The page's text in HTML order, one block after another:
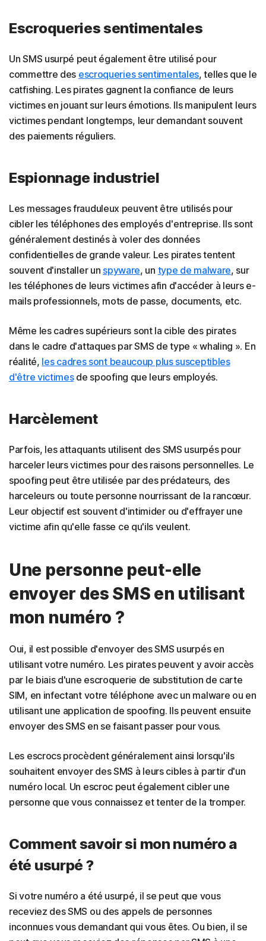
Escroqueries sentimentales
Un SMS usurpé peut également être utilisé pour
commettre des escroqueries sentimentales, telles que le
catfishing. Les pirates gagnent la confiance de leurs
victimes en jouant sur leurs émotions. Ils manipulent leurs
victimes pendant longtemps, leur demandant souvent
des paiements réguliers.
Espionnage industriel
Les messages frauduleux peuvent être utilisés pour
cibler les téléphones des employés d'entreprise. Ils sont
généralement destinés à voler des données
confidentielles de grande valeur. Les pirates tentent
souvent d'installer un spyware, un type de malware, sur
les téléphones de leurs victimes afin d'accéder à leurs e-
mails professionnels, mots de passe, documents, etc.
Même les cadres supérieurs sont la cible des pirates
dans le cadre d'attaques par SMS de type « whaling ». En
réalité, les cadres sont beaucoup plus susceptibles
d'être victimesde spoofing que leurs employés.
Harcèlement
Parfois, les attaquants utilisent des SMS usurpés pour
harceler leurs victimes pour des raisons personnelles. Le
spoofing peut être utilisée par des prédateurs, des
harceleurs ou toute personne nourrissant de la rancœur.
Leur objectif est souvent d'intimider ou d'effrayer une
victime afin qu'elle fasse ce qu'ils veulent.
Une personne peut-elle
envoyer des SMS en utilisant
mon numéro ?
Oui, il est possible d'envoyer des SMS usurpés en
utilisant votre numéro. Les pirates peuvent y avoir accès
par le biais d'une escroquerie de substitution de carte
SIM, en infectant votre téléphone avec un malware ou en
utilisant une application de spoofing. Ils peuvent ensuite
envoyer des SMS en se faisant passer pour vous.
Les escrocs procèdent généralement ainsi lorsqu'ils
souhaitent envoyer des SMS à leurs cibles à partir d'un
numéro local. Un escroc peut également cibler une
personne que vous connaissez et tenter de la tromper.
Comment savoir si mon numéro a
été usurpé ?
Si votre numéro a été usurpé, il se peut que vous
receviez des SMS ou des appels de personnes
inconnues vous demandant qui vous êtes. Ou bien, il se